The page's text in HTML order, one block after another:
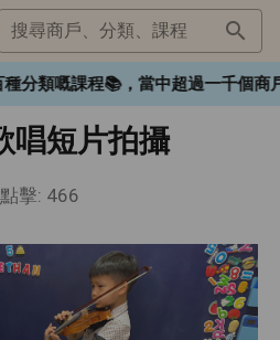
搜尋商戶、分類、課程
嘅課程📚，當中超過一千個商
唱短片拍攝
點擊: 466